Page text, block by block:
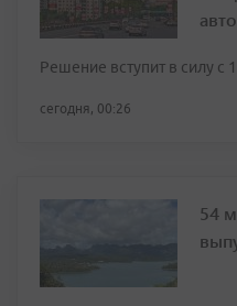
Решение вступит в силу с
сегодня, 00:26
54